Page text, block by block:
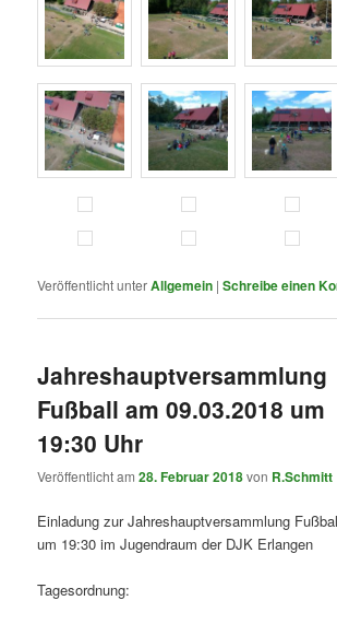
Veröffentlicht unterAllgemein |Schreibe einen
Jahreshauptversammlung
Fußball am 09.03.2018 um
19:30 Uhr
Veröffentlicht am28. Februar 2018von R.Schmitt
Einladung zur Jahreshauptversammlung
um 19:30 im Jugendraum der DJK Erlangen
Tagesordnung: